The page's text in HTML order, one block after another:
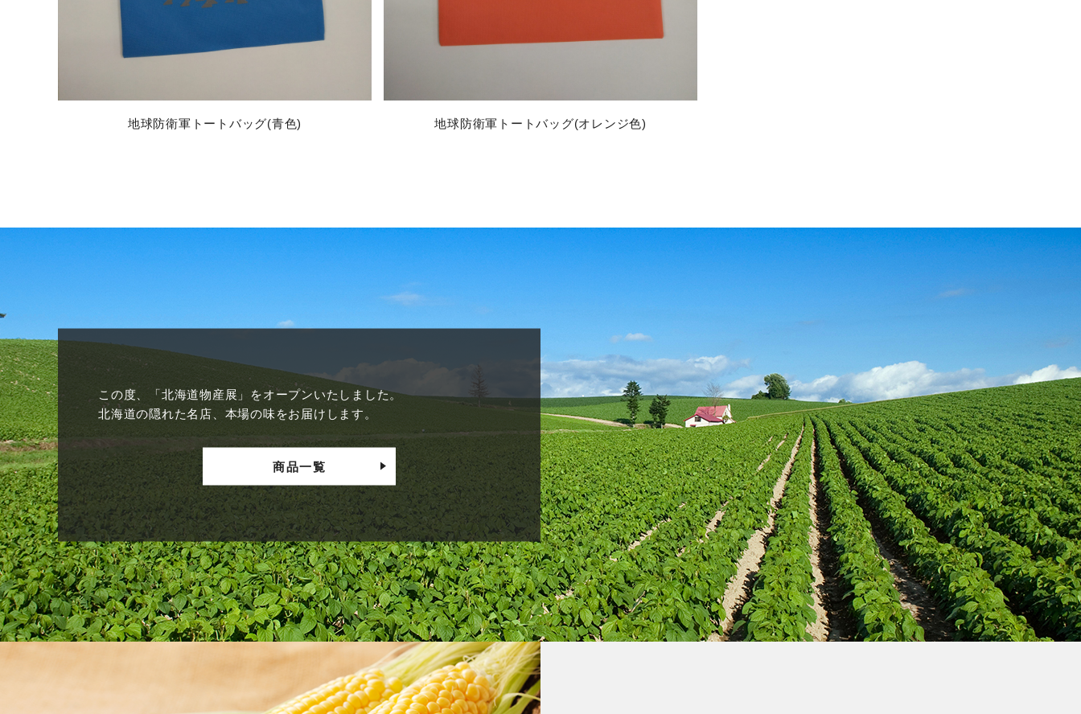
地球防衛軍トートバッグ(青色) 地球防衛軍トートバッグ(オレンジ色)
この度、「北海道物産展」をオープンいたしました。
北海道の隠れた名店、本場の味をお届けします。
商品一覧